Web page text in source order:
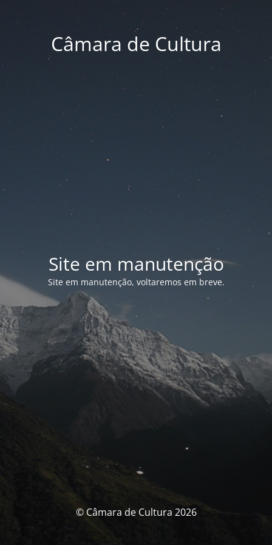
Câmara de Cultura
Site em manutenção
Site em manutenção, voltaremos em breve.
© Câmara de Cultura 2026